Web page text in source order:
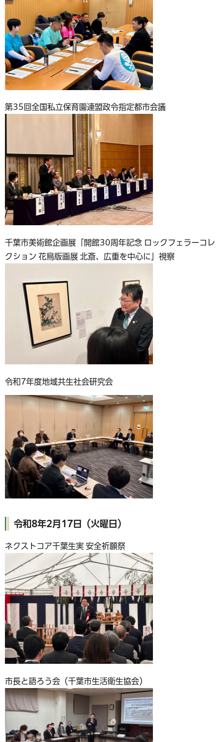
第35回全国私立保育園連盟政令指定都市会議
千葉市美術館企画展「開館30周年記念 ロックフェラーコレ
クション 花鳥版画展 北斎、広重を中心に」視察
令和7年度地域共生社会研究会
令和8年2月17日（火曜日）
ネクストコア千葉生実 安全祈願祭
市長と語ろう会（千葉市生活衛生協会）